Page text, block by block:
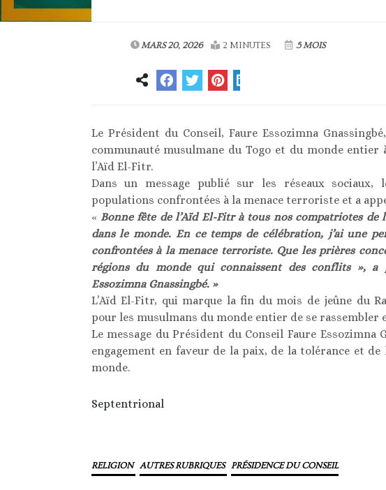
MARS 20, 2026 2 MINUTES 5 MOIS
Le Président du Conseil, Faure Essozimna
communauté musulmane du Togo et du monde entier
l’Aïd El-Fitr.
Dans un message publié sur les réseaux
populations confrontées à la menace terroriste et a
« Bonne fête de l’Aïd El-Fitr à tous nos compatriotes
dans le monde. En ce temps de célébration, j’ai une
confrontées à la menace terroriste. Que les prières
régions du monde qui connaissent des conflits », a
Essozimna Gnassingbé. »
L’Aïd El-Fitr, qui marque la fin du mois de jeûne du
pour les musulmans du monde entier de se rassembler
Le message du Président du Conseil Faure Essozimna
engagement en faveur de la paix, de la tolérance et
monde.
Septentrional
RELIGION AUTRES RUBRIQUES PRÉSIDENCE DU CONSEIL